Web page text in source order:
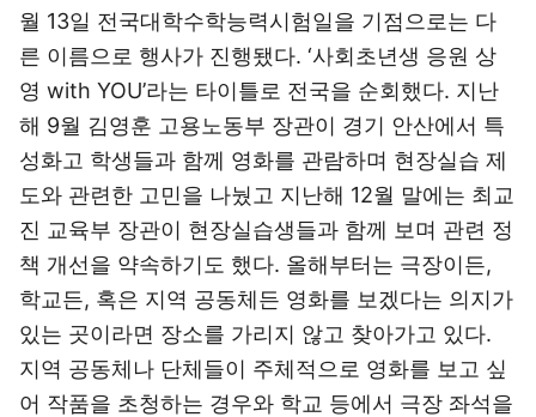
월 13일 전국대학수학능력시험일을 기점으로는 다
른 이름으로 행사가 진행됐다. ‘사회초년생 응원 상
영 with YOU’라는 타이틀로 전국을 순회했다. 지난
해 9월 김영훈 고용노동부 장관이 경기 안산에서 특
성화고 학생들과 함께 영화를 관람하며 현장실습 제
도와 관련한 고민을 나눴고 지난해 12월 말에는 최교
진 교육부 장관이 현장실습생들과 함께 보며 관련 정
책 개선을 약속하기도 했다. 올해부터는 극장이든,
학교든, 혹은 지역 공동체든 영화를 보겠다는 의지가
있는 곳이라면 장소를 가리지 않고 찾아가고 있다.
지역 공동체나 단체들이 주체적으로 영화를 보고 싶
어 작품을 초청하는 경우와 학교 등에서 극장 좌석을